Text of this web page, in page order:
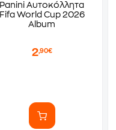
Panini Αυτοκόλλητα
Fifa World Cup 2026
Album
2,90€